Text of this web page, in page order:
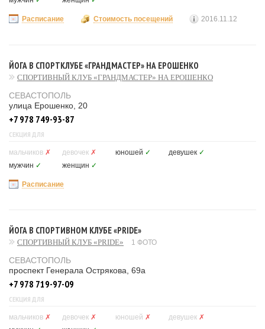
Расписание Стоимость посещений 2016.11.12
ЙОГА В СПОРТКЛУБЕ «ГРАНДМАСТЕР» НА ЕРОШЕНКО
СПОРТИВНЫЙ КЛУБ «ГРАНДМАСТЕР» НА ЕРОШЕНКО
СЕВАСТОПОЛЬ
улица Ерошенко, 20
+7 978 749-93-87
СЕКЦИЯ ДЛЯ
мальчиков ✗ девочек ✗ юношей ✓ девушек ✓
мужчин ✓ женщин ✓
Расписание
ЙОГА В СПОРТИВНОМ КЛУБЕ «PRIDE»
СПОРТИВНЫЙ КЛУБ «PRIDE» 1 ФОТО
СЕВАСТОПОЛЬ
проспект Генерала Острякова, 69а
+7 978 719-97-09
СЕКЦИЯ ДЛЯ
мальчиков ✗ девочек ✗ юношей ✗ девушек ✗